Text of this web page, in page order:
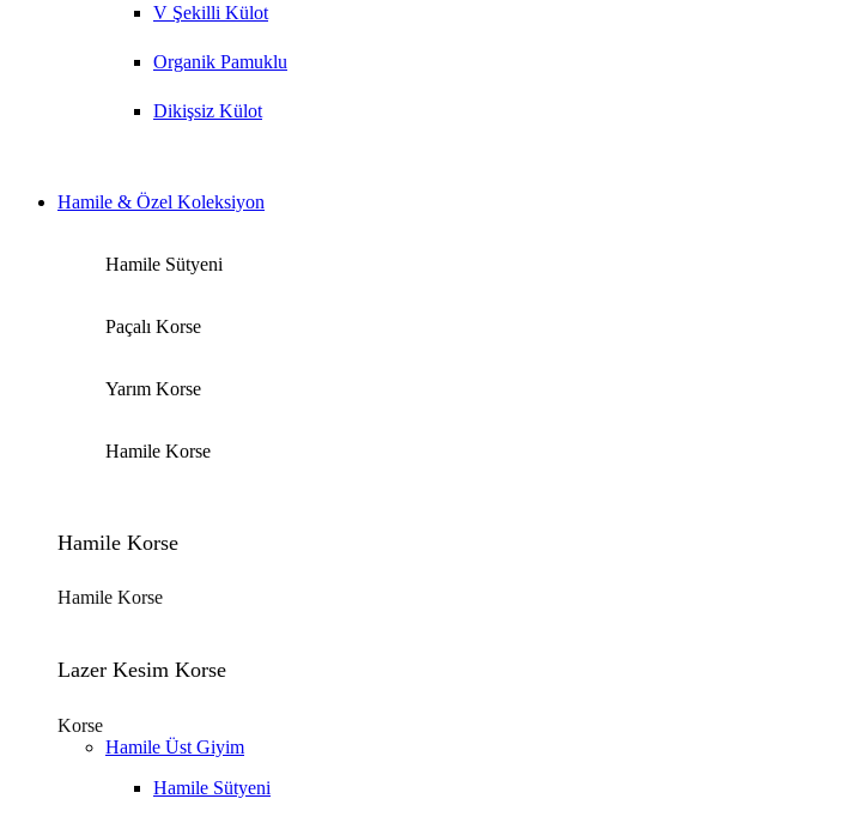
V Şekilli Külot
Organik Pamuklu
Dikişsiz Külot
Hamile & Özel Koleksiyon
Hamile Sütyeni
Paçalı Korse
Yarım Korse
Hamile Korse
Hamile Korse
Hamile Korse
Lazer Kesim Korse
Korse
Hamile Üst Giyim
Hamile Sütyeni